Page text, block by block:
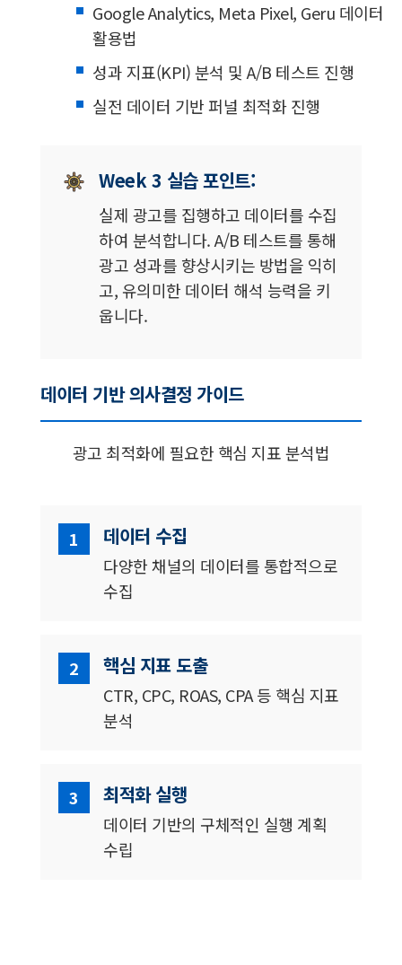
Google Analytics, Meta Pixel, Geru 데이터
활용법
성과 지표(KPI) 분석 및 A/B 테스트 진행
실전 데이터 기반 퍼널 최적화 진행
Week 3 실습 포인트:
실제 광고를 집행하고 데이터를 수집
하여 분석합니다. A/B 테스트를 통해
광고 성과를 향상시키는 방법을 익히
고, 유의미한 데이터 해석 능력을 키
웁니다.
데이터 기반 의사결정 가이드
광고 최적화에 필요한 핵심 지표 분석법
1 데이터 수집
다양한 채널의 데이터를 통합적으로
수집
2 핵심 지표 도출
CTR, CPC, ROAS, CPA 등 핵심 지표
분석
3 최적화 실행
데이터 기반의 구체적인 실행 계획
수립